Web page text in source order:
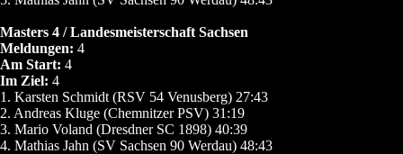
Masters 4 / Landesmeisterschaft Sachsen
Meldungen: 4
Am Start: 4
Im Ziel: 4
1. Karsten Schmidt (RSV 54 Venusberg) 27:43
2. Andreas Kluge (Chemnitzer PSV) 31:19
3. Mario Voland (Dresdner SC 1898) 40:39
4. Mathias Jahn (SV Sachsen 90 Werdau) 48:43